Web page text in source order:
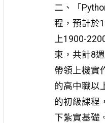
二、「
程，預計於
上1900-
束，共計8
帶領上機實
的高中職以
的初級課程
下紮實基礎